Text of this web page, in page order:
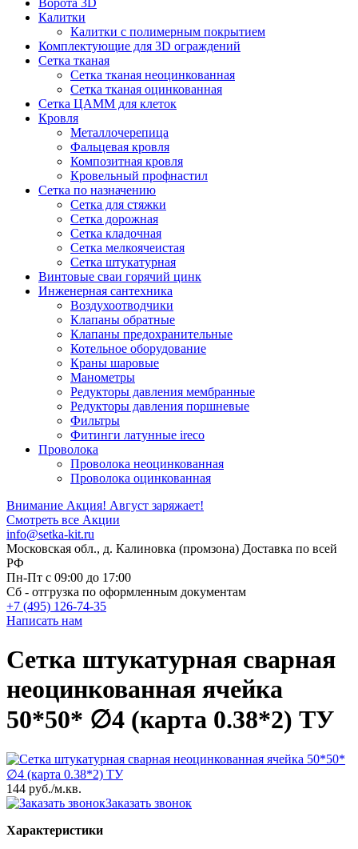
Ворота 3D
Калитки
Калитки с полимерным покрытием
Комплектующие для 3D ограждений
Сетка тканая
Сетка тканая неоцинкованная
Сетка тканая оцинкованная
Сетка ЦАММ для клеток
Кровля
Металлочерепица
Фальцевая кровля
Композитная кровля
Кровельный профнастил
Сетка по назначению
Сетка для стяжки
Сетка дорожная
Сетка кладочная
Сетка мелкоячеистая
Сетка штукатурная
Винтовые сваи горячий цинк
Инженерная сантехника
Воздухоотводчики
Клапаны обратные
Клапаны предохранительные
Котельное оборудование
Краны шаровые
Манометры
Редукторы давления мембранные
Редукторы давления поршневые
Фильтры
Фитинги латунные ireco
Проволока
Проволока неоцинкованная
Проволока оцинкованная
Внимание Акция! Август заряжает!
Смотреть все Акции
info@setka-kit.ru
Московская обл., д. Калиновка (промзона) Доставка по всей
РФ
Пн-Пт с 09:00 до 17:00
Сб - отгрузка по оформленным документам
+7 (495) 126-74-35
Написать нам
Сетка штукатурная сварная
неоцинкованная ячейка
50*50* ∅4 (карта 0.38*2) ТУ
144 руб./м.кв.
Заказать звонок
Характеристики